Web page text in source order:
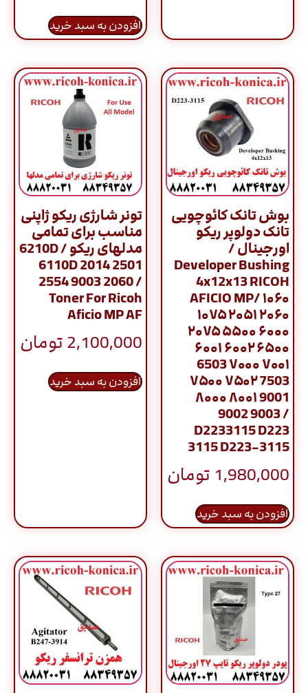
افزودن به سبد خرید
بوش تانک کائوچویی
تانک دولوپر ریکو
اورجینال /
Developer Bushing
4x12x13 RICOH
AFICIO MP/ ۱۰۶۰
۱۰۷۵ ۲۰۵۱ ۲۰۶۰
۲۰۷۵ ۵۵۰۰ ۶۰۰۰
۶۰۰۱ ۶۰۰۲ ۶۵۰۰
6503 ۷۰۰۰ ۷۰۰۱
۷۵۰۰ ۷۵۰۲ 7503
۸۰۰۰ ۸۰۰۱ 9001
9002 9003 /
D2233115 D223
3115 D223-3115
1,980,000 تومان
افزودن به سبد خرید
تونر شارژی ریکو ژاپنی
مناسب برای تمامی
مدلهای ریکو / 6210D
6110D 2014 2501
2554 9003 2060 /
Toner For Ricoh
Aficio MP AF
2,100,000تومان
افزودن به سبد خرید